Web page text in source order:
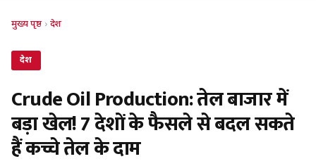
मुख्य पृष्ठ › देश
देश
Crude Oil Production: तेल बाजार में
बड़ा खेल! 7 देशों के फैसले से बदल सकते
हैं कच्चे तेल के दाम